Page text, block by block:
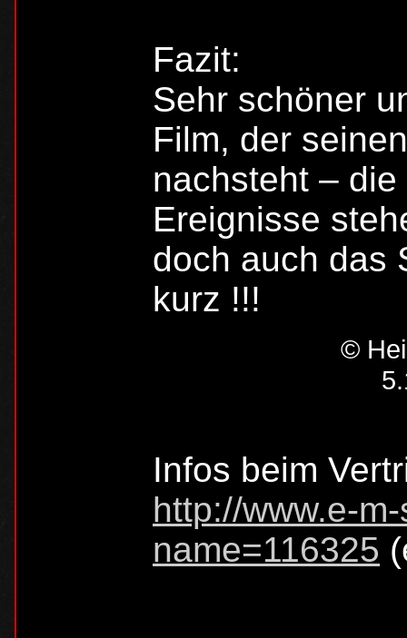
Fazit:
Sehr schöner
Film, der
nachsteht –
Ereignisse
doch auch das
kurz !!!
©
Infos beim
http://www.e-
name=116325